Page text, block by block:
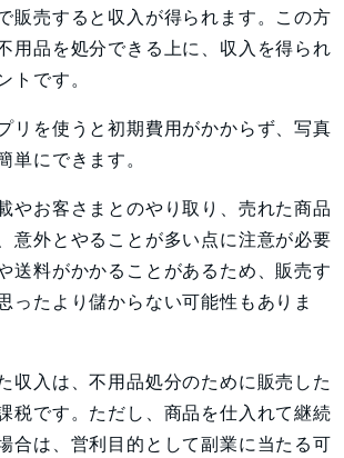
販売すると収入が得られます。この方
用品を処分できる上に、収入を得られ
トです。
リを使うと初期費用がかからず、写真
単にできます。
やお客さまとのやり取り、売れた商品
意外とやることが多い点に注意が必要
送料がかかることがあるため、販売す
ったより儲からない可能性もありま
収入は、不用品処分のために販売した
税です。ただし、商品を仕入れて継続
合は、営利目的として副業に当たる可